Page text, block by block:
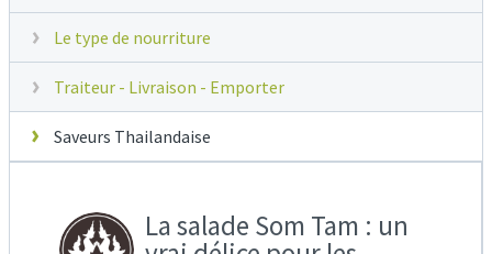
Le type de nourriture
Traiteur - Livraison - Emporter
Saveurs Thailandaise
La salade Som Tam : un